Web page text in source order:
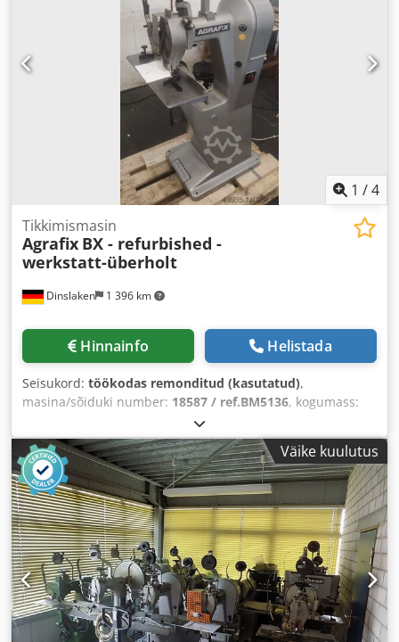
1 /4
Dinslaken 1 396 km
Tikkimismasin
Agrafix BX - refurbished -
werkstatt-überholt
Hinnainfo Helistada
Seisukord: töökodas remonditud (kasutatud),
masina/sõiduki number: 18587 / ref.BM5136, kogumass:
Väike kuulutus